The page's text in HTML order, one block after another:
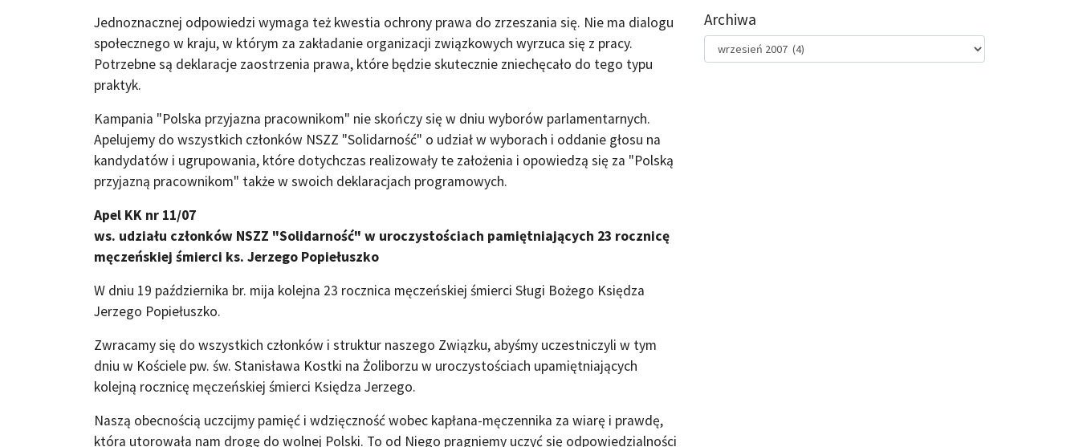
Jednoznacznej odpowiedzi wymaga też kwestia ochrony prawa do zrzeszania się. Nie ma dialogu
społecznego w kraju, w którym za zakładanie organizacji związkowych wyrzuca się z pracy.
Potrzebne są deklaracje zaostrzenia prawa, które będzie skutecznie zniechęcało do tego typu
praktyk.
Kampania "Polska przyjazna pracownikom" nie skończy się w dniu wyborów parlamentarnych.
Apelujemy do wszystkich członków NSZZ "Solidarność" o udział w wyborach i oddanie głosu na
kandydatów i ugrupowania, które dotychczas realizowały te założenia i opowiedzą się za "Polską
przyjazną pracownikom" także w swoich deklaracjach programowych.
Apel KK nr 11/07
ws. udziału członków NSZZ "Solidarność" w uroczystościach pamiętniających 23 rocznicę
męczeńskiej śmierci ks. Jerzego Popiełuszko
W dniu 19 października br. mija kolejna 23 rocznica męczeńskiej śmierci Sługi Bożego Księdza
Jerzego Popiełuszko.
Zwracamy się do wszystkich członków i struktur naszego Związku, abyśmy uczestniczyli w tym
dniu w Kościele pw. św. Stanisława Kostki na Żoliborzu w uroczystościach upamiętniających
kolejną rocznicę męczeńskiej śmierci Księdza Jerzego.
Naszą obecnością uczcijmy pamięć i wdzięczność wobec kapłana-męczennika za wiarę i prawdę,
która utorowała nam drogę do wolnej Polski. To od Niego pragniemy uczyć się odpowiedzialności
Archiwa
Archiwa